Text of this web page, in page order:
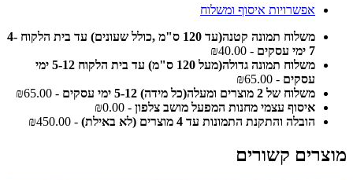
אפשרויות איסוף ומשלוח
משלוח תמונה קטנה(עד 120 ס"מ ,כולל שעונים) עד בית הלקוח 4-
7 ימי עסקים
- ₪40.00
משלוח תמונה גדולה(מעל 120 ס"מ) עד בית הלקוח 5-12 ימי
עסקים - ₪65.00
משלוח של 2 מוצרים ומעלה(כל מידה) 5-12 ימי עסקים
- ₪65.00
איסוף עצמי מחנות המפעל מושב צלפון - ₪0.00
הובלה והתקנת התמונות עד 4 מוצרים (לא באילת)
- ₪450.00
מוצרים קשורים